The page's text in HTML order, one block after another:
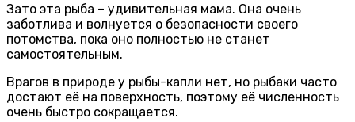
Зато эта рыба – удивительная мама. Она очень
заботлива и волнуется о безопасности своего
потомства, пока оно полностью не станет
самостоятельным.
Врагов в природе у рыбы-капли нет, но рыбаки часто
достают её на поверхность, поэтому её численность
очень быстро сокращается.